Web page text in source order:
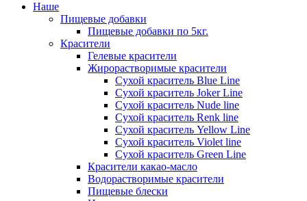
Наше
Пищевые добавки
Пищевые добавки по 5кг.
Красители
Гелевые красители
Жирорастворимые красители
Сухой краситель Blue Line
Сухой краситель Joker Line
Сухой краситель Nude line
Сухой краситель Renk line
Сухой краситель Yellow Line
Сухой краситель Violet line
Сухой краситель Green Line
Красители какао-масло
Водорастворимые красители
Пищевые блески